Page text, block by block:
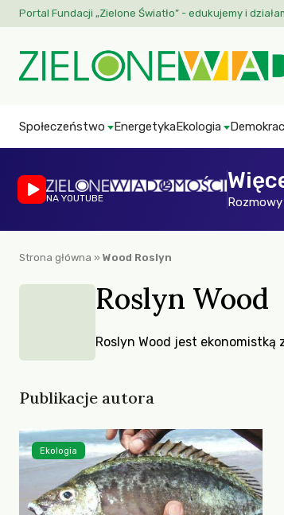
Portal Fundacji „Zielone Światło” - edukujemy i
Społeczeństwo EnergetykaEkologia
NA YOUTUBE
Strona główna » Wood Roslyn
Roslyn Wood
Roslyn Wood jest
Publikacje autora
Ekologia